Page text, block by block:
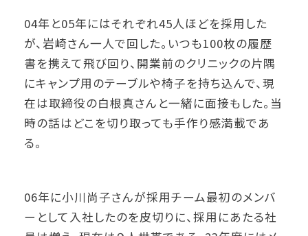
04年と05年にはそれぞれ45人ほどを採用した
が、岩崎さん一人で回した。いつも100枚の履歴
書を携えて飛び回り、開業前のクリニックの片隅
にキャンプ用のテーブルや椅子を持ち込んで、現
在は取締役の白根真さんと一緒に面接もした。当
時の話はどこを切り取っても手作り感満載であ
る。
06年に小川尚子さんが採用チーム最初のメンバ
ーとして入社したのを皮切りに、採用にあたる社